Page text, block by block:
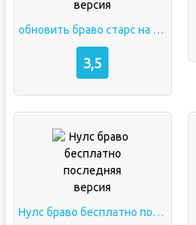
обновить браво старс на андроид последняя версия
3,5
Нулс браво бесплатно последняя версия